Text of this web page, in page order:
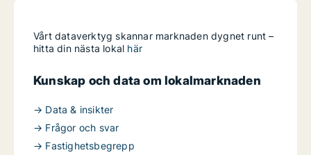
Vårt dataverktyg skannar marknaden dygnet runt –
hitta din nästa lokal här
Kunskap och data om lokalmarknaden
→ Data & insikter
→ Frågor och svar
→ Fastighetsbegrepp